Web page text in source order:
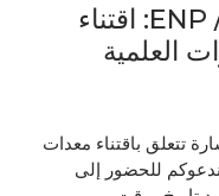
الاستشارة رقم 17 / ENP / 2021: اقتناء
العلمية
تتعلق باقتناء معدات
للحضور إلى